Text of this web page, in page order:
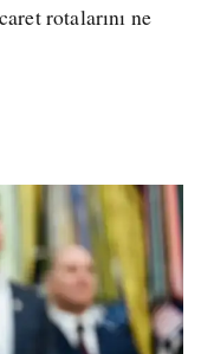
rotalarını ne